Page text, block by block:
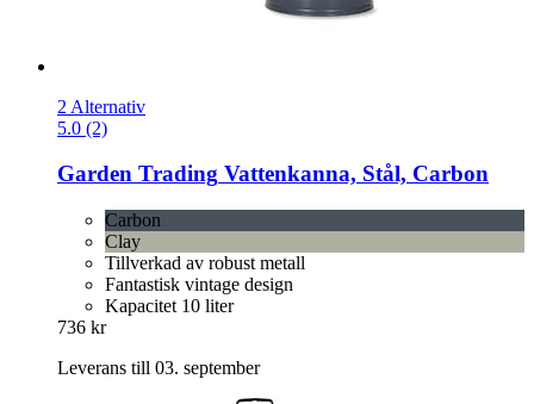
2 Alternativ
5.0 (2)
Garden Trading Vattenkanna, Stål, Carbon
Carbon
Clay
Tillverkad av robust metall
Fantastisk vintage design
Kapacitet 10 liter
736 kr
Leverans till 03. september